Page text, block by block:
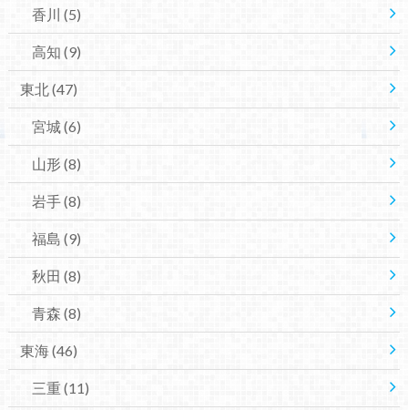
香川 (5)
高知 (9)
東北(47)
宮城 (6)
山形 (8)
岩手(8)
福島 (9)
秋田 (8)
青森 (8)
東海(46)
三重 (11)